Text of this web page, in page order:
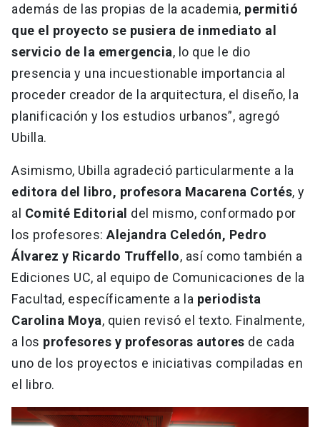
además de las propias de la academia, permitió
que el proyecto se pusiera de inmediato al
servicio de la emergencia, lo que le dio
presencia y una incuestionable importancia al
proceder creador de la arquitectura, el diseño, la
planificación y los estudios urbanos”, agregó
Ubilla.
Asimismo, Ubilla agradeció particularmente a la
editora del libro, profesora Macarena Cortés, y
al Comité Editorial del mismo, conformado por
los profesores: Alejandra Celedón, Pedro
Álvarez y Ricardo Truffello, así como también a
Ediciones UC, al equipo de Comunicaciones de la
Facultad, específicamente a la periodista
Carolina Moya, quien revisó el texto. Finalmente,
a los profesores y profesoras autores de cada
uno de los proyectos e iniciativas compiladas en
el libro.